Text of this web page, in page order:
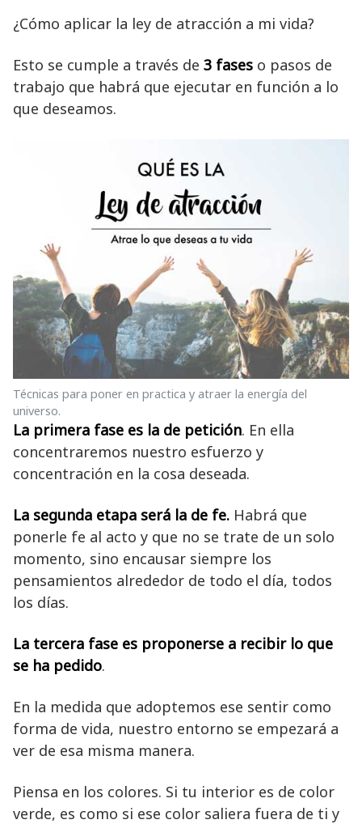
¿Cómo aplicar la ley de atracción a mi vida?
Esto se cumple a través de 3 fases o pasos de
trabajo que habrá que ejecutar en función a lo
que deseamos.
Técnicas para poner en practica y atraer la energía del
universo.
La primera fase es la de petición. En ella
concentraremos nuestro esfuerzo y
concentración en la cosa deseada.
La segunda etapa será la de fe. Habrá que
ponerle fe al acto y que no se trate de un solo
momento, sino encausar siempre los
pensamientos alrededor de todo el día, todos
los días.
La tercera fase es proponerse a recibir lo que
se ha pedido.
En la medida que adoptemos ese sentir como
forma de vida, nuestro entorno se empezará a
ver de esa misma manera.
Piensa en los colores. Si tu interior es de color
verde, es como si ese color saliera fuera de ti y